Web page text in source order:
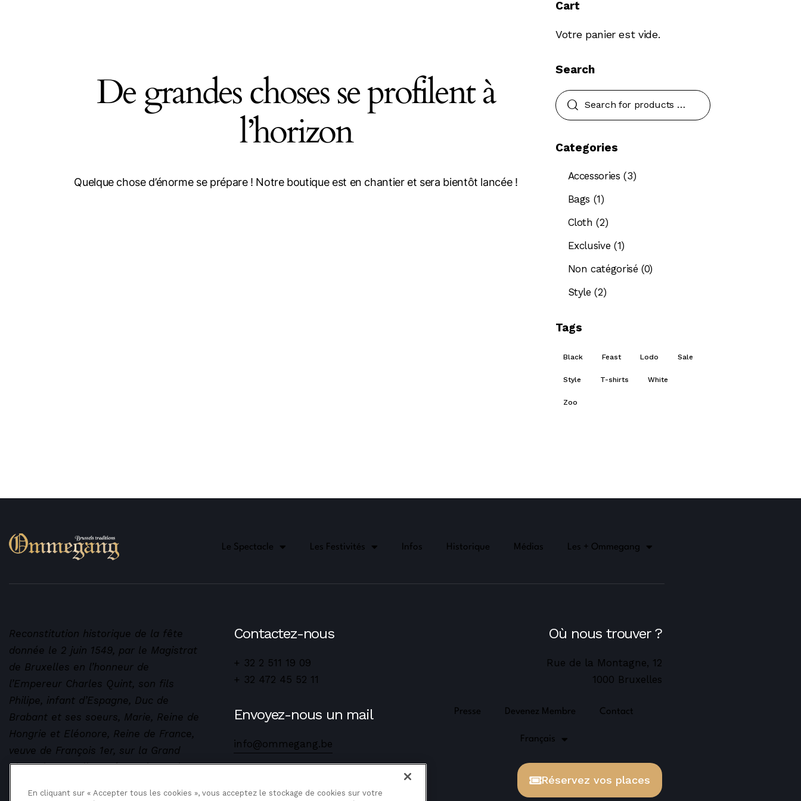
De grandes choses se profilent à
l’horizon
Quelque chose d’énorme se prépare ! Notre boutique est en chantier et sera bientôt lancée !
Cart
Votre panier est vide.
Search
Search
Categories
Accessories (3)
Bags (1)
Cloth (2)
Exclusive (1)
Non catégorisé (0)
Style (2)
Tags
Black Feast Lodo Sale
Style T-shirts White
Zoo
Le Spectacle Les Festivités Infos Historique Médias Les + Ommegang
Reconstitution historique de la fête
donnée le 2 juin 1549, par le Magistrat
de Bruxelles en l’honneur de
l’Empereur Charles Quint, son fils
Philipe, infant d’Espagne, Duc de
Brabant et ses soeurs, Marie, Reine de
Hongrie et Eléonore, Reine de France,
veuve de François 1er, sur la Grand
Place de Bruxelles. Départ du cortège
Contactez-nous
+ 32 2 511 19 09
+ 32 472 45 52 11
Envoyez-nous un mail
info@ommegang.be
Où nous trouver ?
Rue de la Montagne, 12
1000 Bruxelles
Presse Devenez Membre Contact
Français
Réservez vos places
En cliquant sur « Accepter tous les cookies », vous acceptez le stockage de cookies sur votre